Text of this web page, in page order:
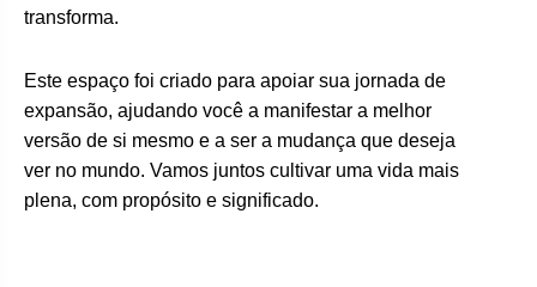
transforma.
Este espaço foi criado para apoiar sua jornada de
expansão, ajudando você a manifestar a melhor
versão de si mesmo e a ser a mudança que deseja
ver no mundo. Vamos juntos cultivar uma vida mais
plena, com propósito e significado.